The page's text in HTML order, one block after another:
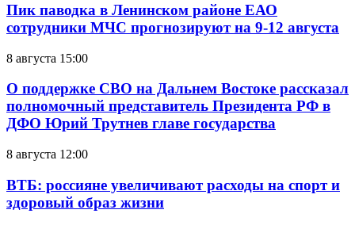
Пик паводка в Ленинском районе ЕАО
сотрудники МЧС прогнозируют на 9-12 августа
8 августа 15:00
О поддержке СВО на Дальнем Востоке рассказал
полномочный представитель Президента РФ в
ДФО Юрий Трутнев главе государства
8 августа 12:00
ВТБ: россияне увеличивают расходы на спорт и
здоровый образ жизни